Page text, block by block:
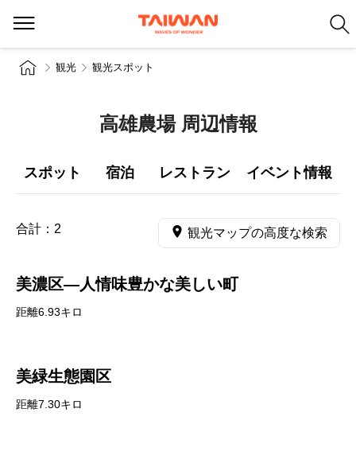
観光 観光スポット
高雄農場 周辺情報
スポット 宿泊 レストラン イベント情報
合計： 2 観光マップの高度な検索
美濃区―人情味豊かな美しい町
距離6.93キロ
美緑生態園区
距離7.30キロ